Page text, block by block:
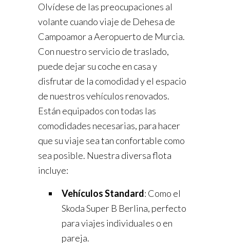
Olvídese de las preocupaciones al
volante cuando viaje de Dehesa de
Campoamor a Aeropuerto de Murcia.
Con nuestro servicio de traslado,
puede dejar su coche en casa y
disfrutar de la comodidad y el espacio
de nuestros vehículos renovados.
Están equipados con todas las
comodidades necesarias, para hacer
que su viaje sea tan confortable como
sea posible. Nuestra diversa flota
incluye:
Vehículos Standard: Como el
Skoda Super B Berlina, perfecto
para viajes individuales o en
pareja.